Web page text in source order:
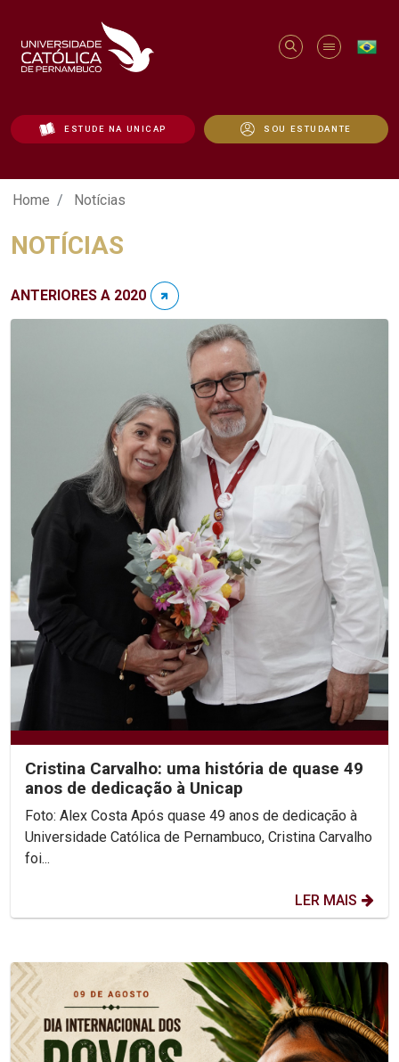
ESTUDE NA UNICAP SOU ESTUDANTE
Notícias - Unicap
Home Notícias
NOTÍCIAS
ANTERIORES A 2020
Cristina Carvalho: uma história de quase 49
anos de dedicação à Unicap
Foto: Alex Costa Após quase 49 anos de dedicação à
Universidade Católica de Pernambuco, Cristina Carvalho
foi...
LER MAIS